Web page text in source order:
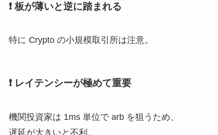
❗ 板が薄いと逆に踏まれる
特に Crypto の小規模取引所は注意。
❗ レイテンシーが極めて重要
機関投資家は 1ms 単位で arb を狙うため、
遅延が大きいと不利。